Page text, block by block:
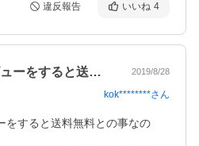
違反報告 いいね 4
商品届きました。レビューをすると送料無… 2019/8/28
kok********さん
をすると送料無料との事なの